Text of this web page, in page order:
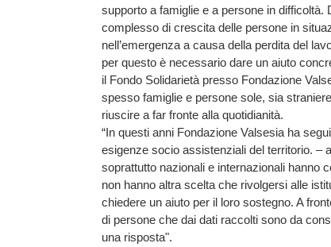
supporto a famiglie e a persone in
complesso di crescita delle persone in
nell’emergenza a causa della perdita del
per questo è necessario dare un aiuto
il Fondo Solidarietà presso Fondazione
spesso famiglie e persone sole, sia
riuscire a far fronte alla quotidianità.
“In questi anni Fondazione Valsesia ha
esigenze socio assistenziali del territorio. –
soprattutto nazionali e internazionali hanno
non hanno altra scelta che rivolgersi alle
chiedere un aiuto per il loro sostegno. A
di persone che dai dati raccolti sono da
una risposta".